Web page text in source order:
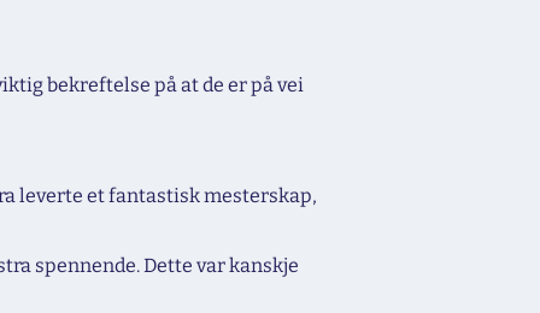
bekreftelse på at de er på vei
leverte et fantastisk mesterskap,
spennende. Dette var kanskje